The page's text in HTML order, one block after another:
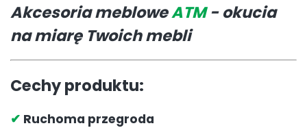
Akcesoria mebloweATM- okucia
na miarę Twoich mebli
Cechy produktu:
✔ Ruchoma przegroda